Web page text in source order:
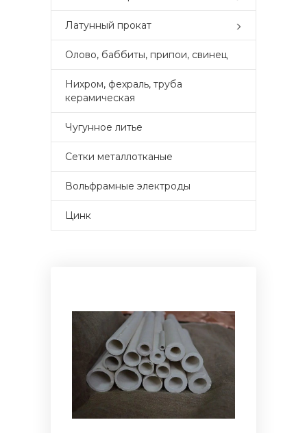
Латунный прокат
Олово, баббиты, припои, свинец
Нихром, фехраль, труба
керамическая
Чугунное литье
Сетки металлотканые
Вольфрамные электроды
Цинк